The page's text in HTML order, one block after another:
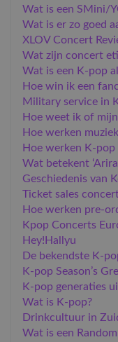
Wat is een SMini/
Wat is er zo goed
XLOV Concert
Wat zijn concert
​Wat is een K-pop
Hoe win ik een
Military service in
​Hoe weet ik of
Hoe werken
Hoe werken K-pop
Wat betekent
Geschiedenis van
​Ticket sales
Hoe werken pre-
Kpop Concerts
Hey!Hallyu
De bekendste K-
K-pop Season’s
K-pop generaties
Wat is K-pop?
Drinkcultuur in
Wat is een